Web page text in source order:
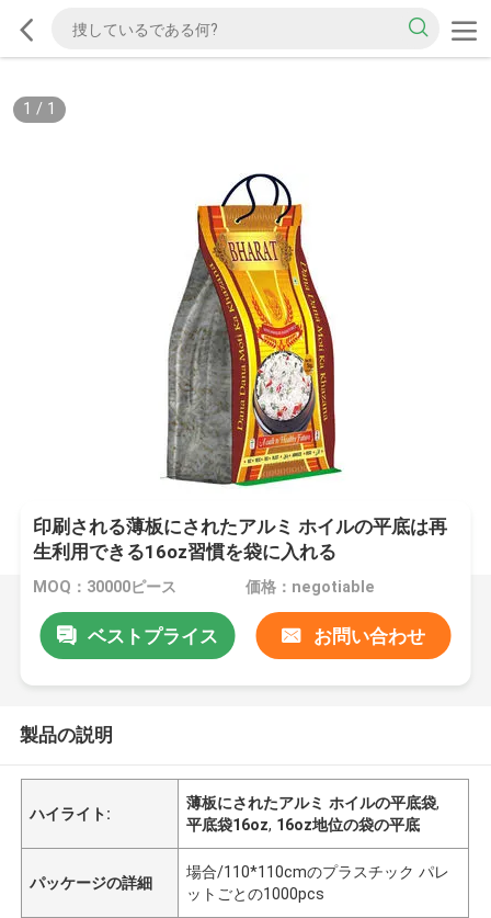
1 / 1
印刷される薄板にされたアルミ ホイルの平底は再
生利用できる16oz習慣を袋に入れる
MOQ：30000ピース 価格：negotiable
ベストプライス お問い合わせ
製品の説明
ハイライト:
薄板にされたアルミ ホイルの平底袋,
平底袋16oz, 16oz地位の袋の平底
パッケージの詳細
場合/110*110cmのプラスチック パレ
ットごとの1000pcs